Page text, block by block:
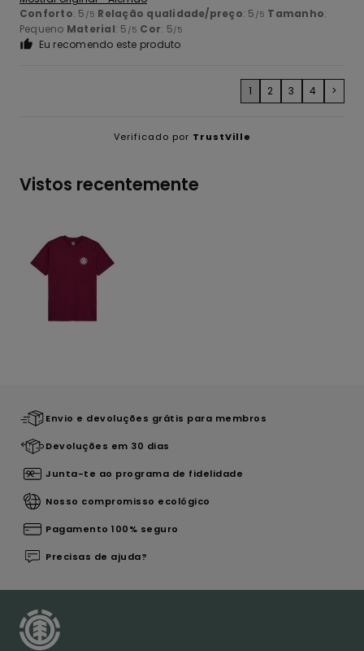
Conforto: 5 /5 Relação qualidade/preço: 5 /5 Tamanho:
Pequeno Material: 5 /5 Cor: 5/5
Eu recomendo este produto
1 2 3 4 >
Verificado por TrustVille
Vistos recentemente
Envio e devoluções grátis para membros
Devoluções em 30 dias
Junta-te ao programa de fidelidade
Nosso compromisso ecológico
Pagamento 100% seguro
Precisas de ajuda?